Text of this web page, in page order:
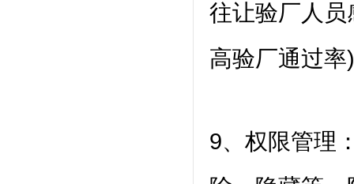
往让验厂人
高验厂通过率
9、权限管理